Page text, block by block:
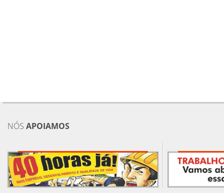
NÓS APOIAMOS